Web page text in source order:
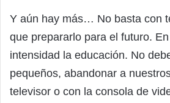
Y aún hay más… No basta con
que prepararlo para el futuro.
intensidad la educación. No
pequeños, abandonar a
televisor o con la consola de